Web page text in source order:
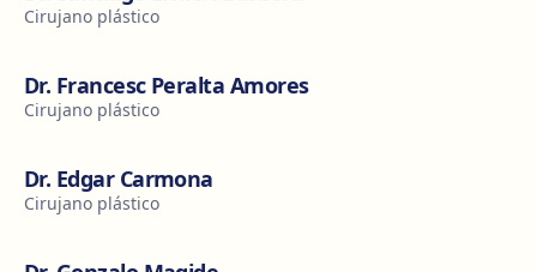
Cirujano plástico
Dr. Francesc Peralta Amores
Cirujano plástico
Dr. Edgar Carmona
Cirujano plástico